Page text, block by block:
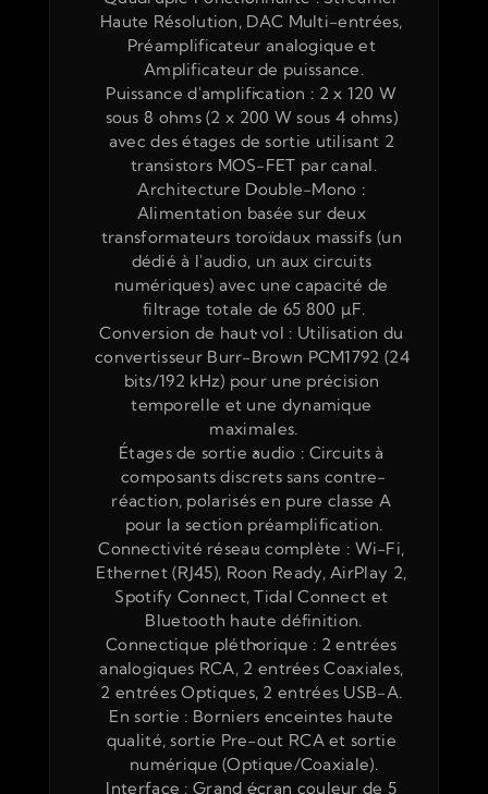
Haute Résolution, DAC Multi-entrées,
Préamplificateur analogique et
Amplificateur de puissance.
Puissance d'amplification : 2 x 120 W
sous 8 ohms (2 x 200 W sous 4 ohms)
avec des étages de sortie utilisant 2
transistors MOS-FET par canal.
Architecture Double-Mono :
Alimentation basée sur deux
transformateurs toroïdaux massifs (un
dédié à l'audio, un aux circuits
numériques) avec une capacité de
filtrage totale de 65 800 µF.
Conversion de haut vol : Utilisation du
convertisseur Burr-Brown PCM1792 (24
bits/192 kHz) pour une précision
temporelle et une dynamique
maximales.
Étages de sortie audio : Circuits à
composants discrets sans contre-
réaction, polarisés en pure classe A
pour la section préamplification.
Connectivité réseau complète : Wi-Fi,
Ethernet (RJ45), Roon Ready, AirPlay 2,
Spotify Connect, Tidal Connect et
Bluetooth haute définition.
Connectique pléthorique : 2 entrées
analogiques RCA, 2 entrées Coaxiales,
2 entrées Optiques, 2 entrées USB-A.
En sortie : Borniers enceintes haute
qualité, sortie Pre-out RCA et sortie
numérique (Optique/Coaxiale).
Interface : Grand écran couleur de 5